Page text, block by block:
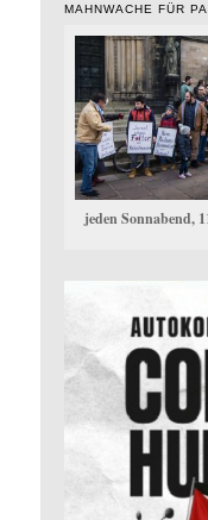
MAHNWACHE FÜR
jeden Sonnabend,